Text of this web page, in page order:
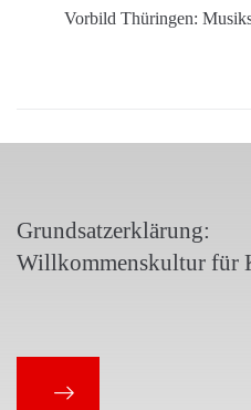
Vorbild Thüringen:
Grundsatzerklärung:
Willkommenskultur für